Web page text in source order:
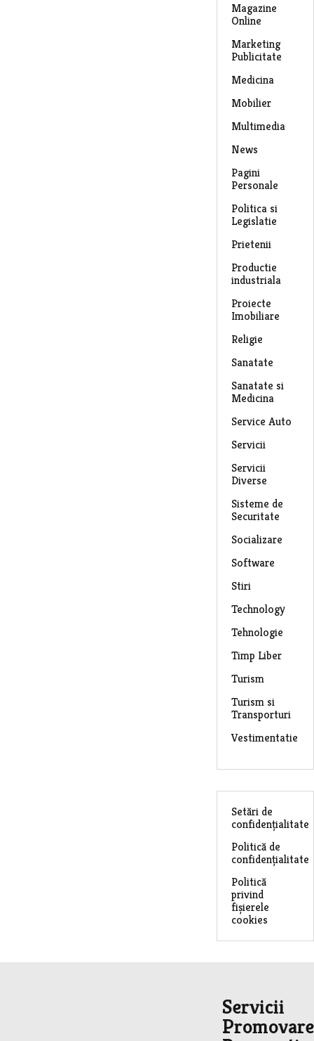
Magazine
Online
Marketing
Publicitate
Medicina
Mobilier
Multimedia
News
Pagini
Personale
Politica si
Legislatie
Prietenii
Productie
industriala
Proiecte
Imobiliare
Religie
Sanatate
Sanatate si
Medicina
Service Auto
Servicii
Servicii
Diverse
Sisteme de
Securitate
Socializare
Software
Stiri
Technology
Tehnologie
Timp Liber
Turism
Turism si
Transporturi
Vestimentatie
Setări de
confidențialitate
Politică de
confidențialitate
Politică
privind
fișierele
cookies
Servicii
Promovare